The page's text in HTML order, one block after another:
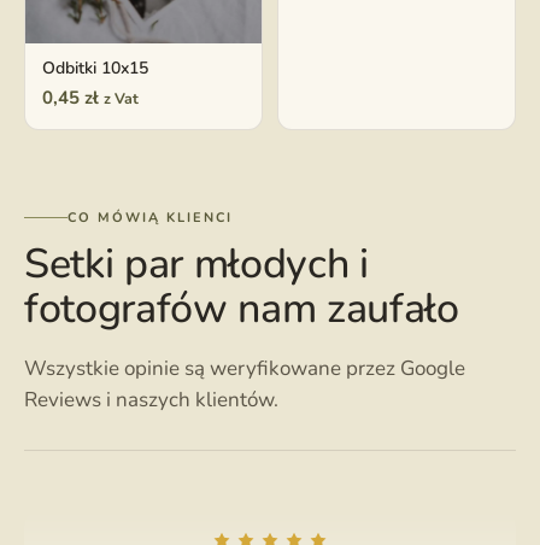
Odbitki 10x15
0,45 zł z Vat
CO MÓWIĄ KLIENCI
Setki par młodych i
fotografów nam zaufało
Wszystkie opinie są weryfikowane przez Google
Reviews i naszych klientów.